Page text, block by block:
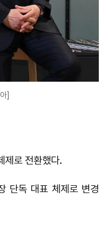
]
제로 전환했다.
단독 대표 체제로 변경